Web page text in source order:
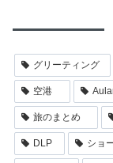
グリーティング
空港
旅のまとめ
DLP ショ